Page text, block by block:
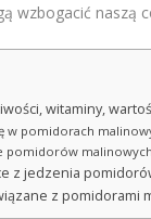
wzbogacić naszą
witaminy,
w pomidorach
pomidorów
z jedzenia
z pomidorami